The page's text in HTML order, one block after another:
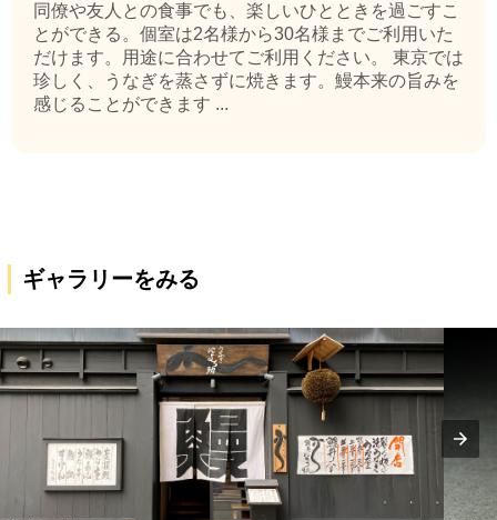
同僚や友人との食事でも、楽しいひとときを過ごすこ
とができる。個室は2名様から30名様までご利用いた
だけます。用途に合わせてご利用ください。 東京では
珍しく、うなぎを蒸さずに焼きます。鰻本来の旨みを
感じることができます ...
ギャラリーをみる